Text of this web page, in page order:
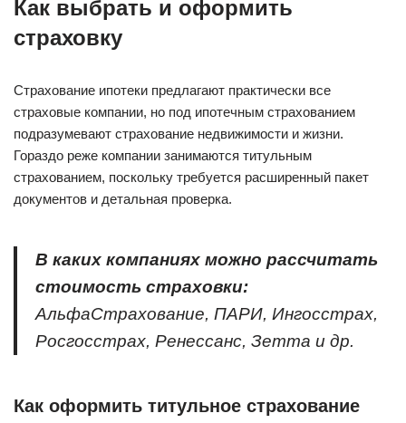
Как выбрать и оформить
страховку
Страхование ипотеки предлагают практически все
страховые компании, но под ипотечным страхованием
подразумевают страхование недвижимости и жизни.
Гораздо реже компании занимаются титульным
страхованием, поскольку требуется расширенный пакет
документов и детальная проверка.
В каких компаниях можно рассчитать
стоимость страховки:
АльфаСтрахование, ПАРИ, Ингосстрах,
Росгосстрах, Ренессанс, Зетта и др.
Как оформить титульное страхование